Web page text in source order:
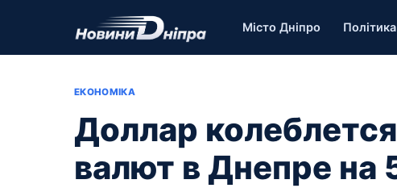
Місто Дніпро Політика
ЕКОНОМІКА
Доллар
валют в Днепре на